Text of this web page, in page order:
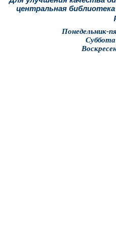
центральная
Понедельник-
Суббота